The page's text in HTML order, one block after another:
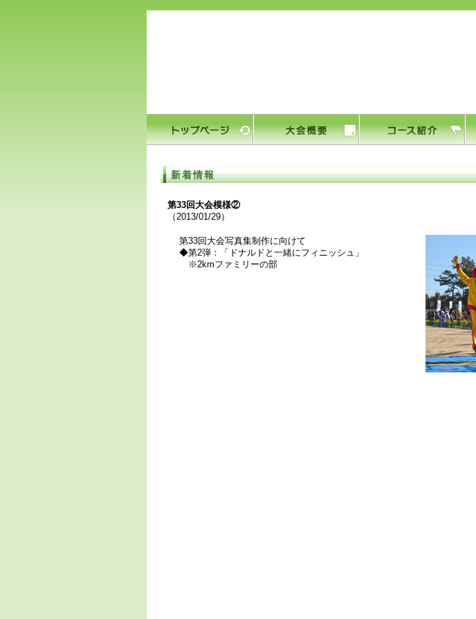
新着情報
第33回大会模様②
（2013/01/29）
第33回大会写真集制作に向けて
◆第2弾：「ドナルドと一緒にフィニッシュ」
※2kmファミリーの部